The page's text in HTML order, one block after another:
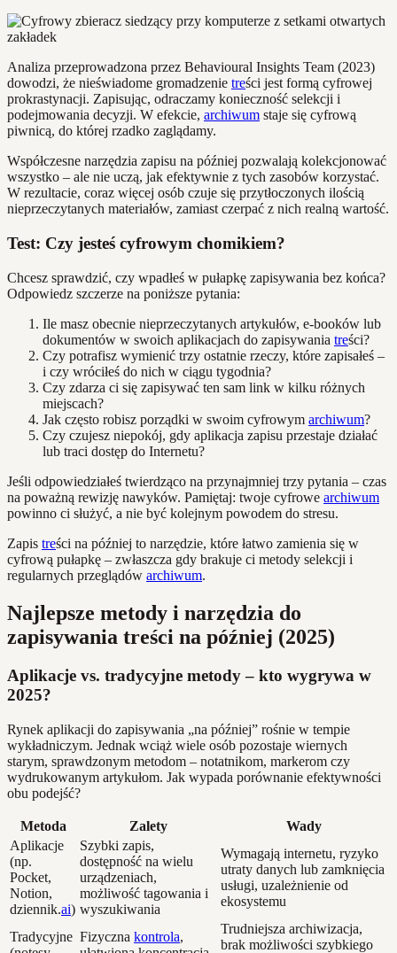
Analiza przeprowadzona przez Behavioural Insights Team (2023)
dowodzi, że nieświadome gromadzenie treści jest formą cyfrowej
prokrastynacji. Zapisując, odraczamy konieczność selekcji i
podejmowania decyzji. W efekcie, archiwum staje się cyfrową
piwnicą, do której rzadko zaglądamy.
Współczesne narzędzia zapisu na później pozwalają kolekcjonować
wszystko – ale nie uczą, jak efektywnie z tych zasobów korzystać.
W rezultacie, coraz więcej osób czuje się przytłoczonych ilością
nieprzeczytanych materiałów, zamiast czerpać z nich realną wartość.
Test: Czy jesteś cyfrowym chomikiem?
Chcesz sprawdzić, czy wpadłeś w pułapkę zapisywania bez końca?
Odpowiedz szczerze na poniższe pytania:
Ile masz obecnie nieprzeczytanych artykułów, e-booków lub
dokumentów w swoich aplikacjach do zapisywania treści?
Czy potrafisz wymienić trzy ostatnie rzeczy, które zapisałeś –
i czy wróciłeś do nich w ciągu tygodnia?
Czy zdarza ci się zapisywać ten sam link w kilku różnych
miejscach?
Jak często robisz porządki w swoim cyfrowym archiwum?
Czy czujesz niepokój, gdy aplikacja zapisu przestaje działać
lub traci dostęp do Internetu?
Jeśli odpowiedziałeś twierdząco na przynajmniej trzy pytania – czas
na poważną rewizję nawyków. Pamiętaj: twoje cyfrowe archiwum
powinno ci służyć, a nie być kolejnym powodem do stresu.
Zapis treści na później to narzędzie, które łatwo zamienia się w
cyfrową pułapkę – zwłaszcza gdy brakuje ci metody selekcji i
regularnych przeglądów archiwum.
Najlepsze metody i narzędzia do
zapisywania treści na później (2025)
Aplikacje vs. tradycyjne metody – kto wygrywa w
2025?
Rynek aplikacji do zapisywania „na później” rośnie w tempie
wykładniczym. Jednak wciąż wiele osób pozostaje wiernych
starym, sprawdzonym metodom – notatnikom, markerom czy
wydrukowanym artykułom. Jak wypada porównanie efektywności
obu podejść?
Metoda Zalety
Wady
Aplikacje
(np.
Pocket,
Notion,
dziennik.ai)
Szybki zapis,
dostępność na wielu
urządzeniach,
możliwość tagowania i
wyszukiwania
Wymagają internetu, ryzyko
utraty danych lub zamknięcia
usługi, uzależnienie od
ekosystemu
Tradycyjne Fizyczna kontrola,
Trudniejsza archiwizacja,
brak możliwości szybkiego